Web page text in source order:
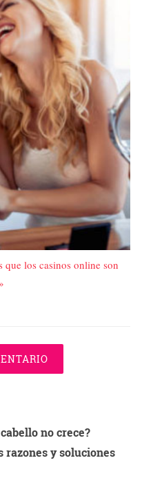
que los casinos online son
no crece?
razones y soluciones